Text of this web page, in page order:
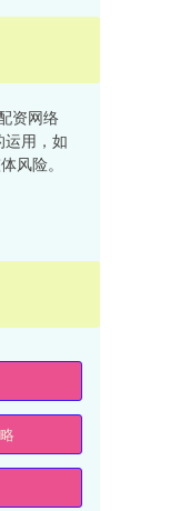
资网络
用，如
风险。